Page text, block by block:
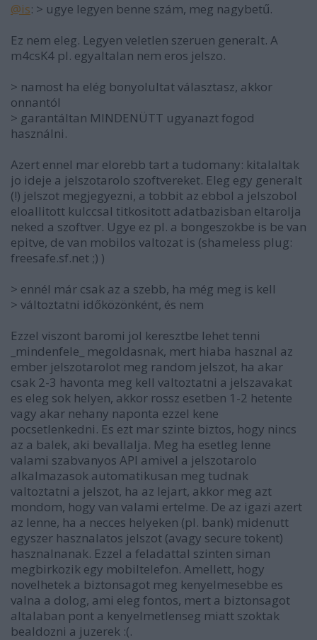
@is: > ugye legyen benne szám, meg nagybetű.
Ez nem eleg. Legyen veletlen szeruen generalt. A
m4csK4 pl. egyaltalan nem eros jelszo.
> namost ha elég bonyolultat választasz, akkor
onnantól
> garantáltan MINDENÜTT ugyanazt fogod
használni.
Azert ennel mar elorebb tart a tudomany: kitalaltak
jo ideje a jelszotarolo szoftvereket. Eleg egy generalt
(!) jelszot megjegyezni, a tobbit az ebbol a jelszobol
eloallitott kulccsal titkositott adatbazisban eltarolja
neked a szoftver. Ugye ez pl. a bongeszokbe is be van
epitve, de van mobilos valtozat is (shameless plug:
freesafe.sf.net ;) )
> ennél már csak az a szebb, ha még meg is kell
> változtatni időközönként, és nem
Ezzel viszont baromi jol keresztbe lehet tenni
_mindenfele_ megoldasnak, mert hiaba hasznal az
ember jelszotarolot meg random jelszot, ha akar
csak 2-3 havonta meg kell valtoztatni a jelszavakat
es eleg sok helyen, akkor rossz esetben 1-2 hetente
vagy akar nehany naponta ezzel kene
pocsetlenkedni. Es ezt mar szinte biztos, hogy nincs
az a balek, aki bevallalja. Meg ha esetleg lenne
valami szabvanyos API amivel a jelszotarolo
alkalmazasok automatikusan meg tudnak
valtoztatni a jelszot, ha az lejart, akkor meg azt
mondom, hogy van valami ertelme. De az igazi azert
az lenne, ha a necces helyeken (pl. bank) midenutt
egyszer hasznalatos jelszot (avagy secure tokent)
hasznalnanak. Ezzel a feladattal szinten siman
megbirkozik egy mobiltelefon. Amellett, hogy
novelhetek a biztonsagot meg kenyelmesebbe es
valna a dolog, ami eleg fontos, mert a biztonsagot
altalaban pont a kenyelmetlenseg miatt szoktak
bealdozni a juzerek :(.